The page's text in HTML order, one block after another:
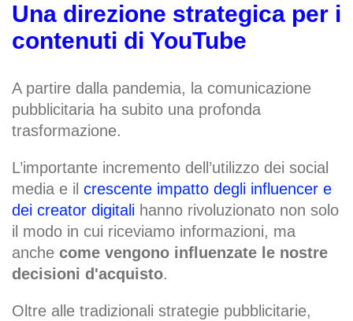
Una direzione strategica per i
contenuti di YouTube
A partire dalla pandemia, la comunicazione
pubblicitaria ha subito una profonda
trasformazione.
L’importante incremento dell’utilizzo dei social
media e il crescente impatto degli influencer e
dei creator digitali hanno rivoluzionato non solo
il modo in cui riceviamo informazioni, ma
anche come vengono influenzate le nostre
decisioni d'acquisto.
Oltre alle tradizionali strategie pubblicitarie,